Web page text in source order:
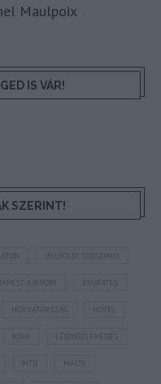
Maulpoix
IS VÁR!
SZERINT!
BELFÖLDI TURIZMUS
AIRPORT EMIRATES
HORVÁTORSZÁG HOTEL
LÉGIKÖZLEKEDÉS
MTÜ MÁLTA